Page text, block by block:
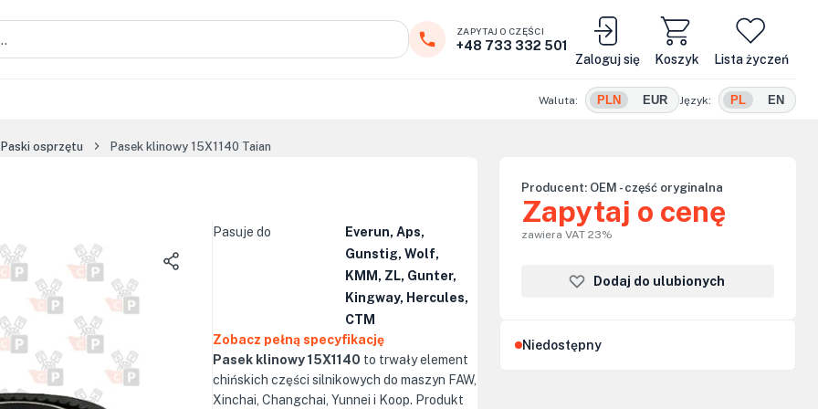
Koszyk
ZAPYTAJ O CZĘŚCI
+48 733 332 501
Zaloguj się
Lista życzeń
Waluta: PLN EUR Język: PL EN
Paski osprzętu Pasek klinowy 15X1140 Taian
Pasuje do
Everun, Aps,
Gunstig, Wolf,
KMM, ZL, Gunter,
Kingway, Hercules,
CTM
Zobacz pełną specyfikację
Pasek klinowy 15X1140 to trwały element
chińskich części silnikowych do maszyn FAW,
Xinchai, Changchai, Yunnei i Koop. Produkt
Producent: OEM - część oryginalna
Zapytaj o cenę
zawiera VAT 23%
Dodaj do ulubionych
Niedostępny